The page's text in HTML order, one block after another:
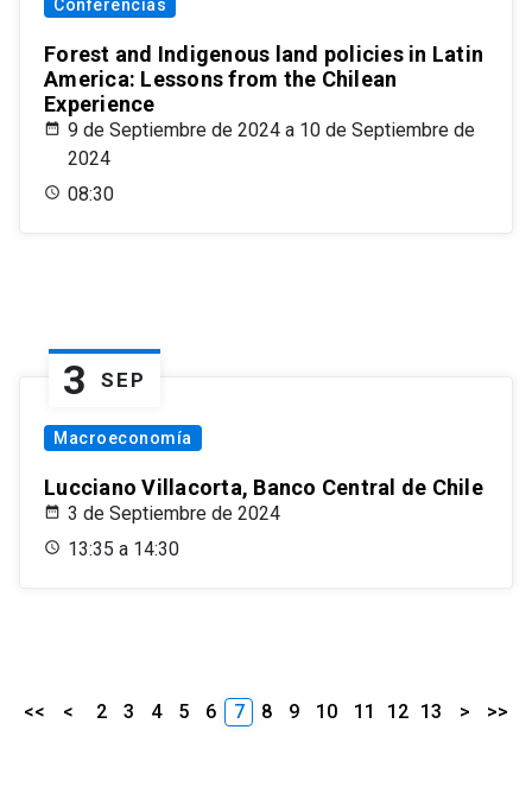
Conferencias
Forest and Indigenous land policies in Latin
America: Lessons from the Chilean
Experience
9 de Septiembre de 2024 a 10 de Septiembre de
2024
08:30
3 SEP
Macroeconomía
Lucciano Villacorta, Banco Central de Chile
3 de Septiembre de 2024
13:35 a 14:30
<< < 2 3 4 5 6 7 8 9 10 11 12 13 > >>